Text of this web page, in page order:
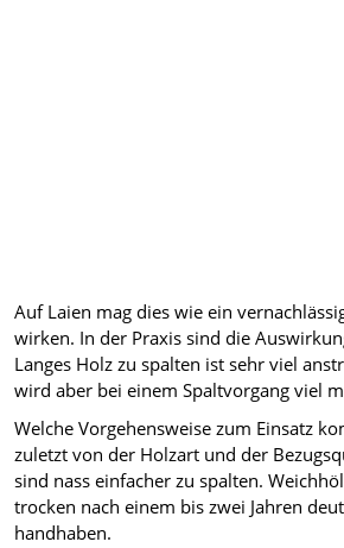
Auf Laien mag dies wie ein
wirken. In der Praxis sind die
Langes Holz zu spalten ist sehr viel
wird aber bei einem Spaltvorgang viel
Welche Vorgehensweise zum Einsatz
zuletzt von der Holzart und der
sind nass einfacher zu spalten.
trocken nach einem bis zwei Jahren
handhaben.